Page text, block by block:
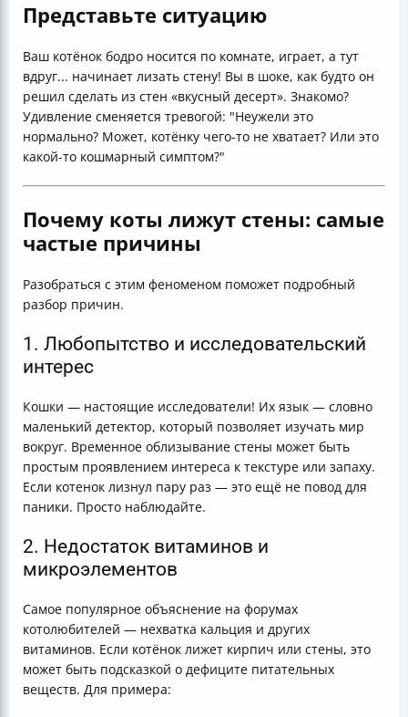
Представьте ситуацию
Ваш котёнок бодро носится по комнате, играет, а тут
вдруг... начинает лизать стену! Вы в шоке, как будто он
решил сделать из стен «вкусный десерт». Знакомо?
Удивление сменяется тревогой: "Неужели это
нормально? Может, котёнку чего-то не хватает? Или это
какой-то кошмарный симптом?"
Почему коты лижут стены: самые
частые причины
Разобраться с этим феноменом поможет подробный
разбор причин.
1. Любопытство и исследовательский
интерес
Кошки — настоящие исследователи! Их язык — словно
маленький детектор, который позволяет изучать мир
вокруг. Временное облизывание стены может быть
простым проявлением интереса к текстуре или запаху.
Если котенок лизнул пару раз — это ещё не повод для
паники. Просто наблюдайте.
2. Недостаток витаминов и
микроэлементов
Самое популярное объяснение на форумах
котолюбителей — нехватка кальция и других
витаминов. Если котёнок лижет кирпич или стены, это
может быть подсказкой о дефиците питательных
веществ. Для примера: